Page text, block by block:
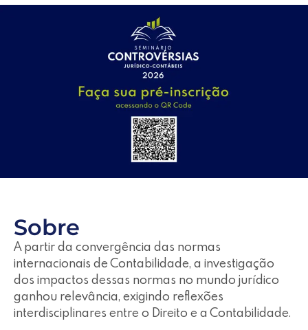
Sobre
A partir da convergência das normas
internacionais de Contabilidade, a investigação
dos impactos dessas normas no mundo jurídico
ganhou relevância, exigindo reflexões
interdisciplinares entre o Direito e a Contabilidade.